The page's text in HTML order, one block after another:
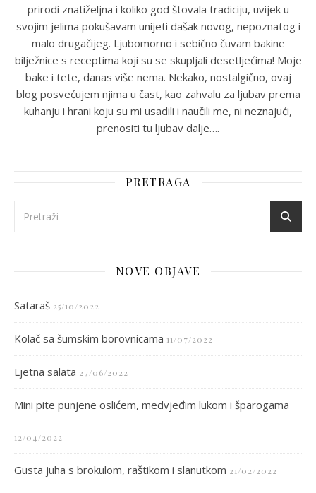
prirodi znatiželjna i koliko god štovala tradiciju, uvijek u
svojim jelima pokušavam unijeti dašak novog, nepoznatog i
malo drugačijeg. Ljubomorno i sebično čuvam bakine
bilježnice s receptima koji su se skupljali desetljećima! Moje
bake i tete, danas više nema. Nekako, nostalgično, ovaj
blog posvećujem njima u čast, kao zahvalu za ljubav prema
kuhanju i hrani koju su mi usadili i naučili me, ni neznajući,
prenositi tu ljubav dalje….
PRETRAGA
NOVE OBJAVE
Sataraš 25/10/2022
Kolač sa šumskim borovnicama 11/07/2022
Ljetna salata 27/06/2022
Mini pite punjene oslićem, medvjeđim lukom i šparogama
12/04/2022
Gusta juha s brokulom, raštikom i slanutkom 21/02/2022